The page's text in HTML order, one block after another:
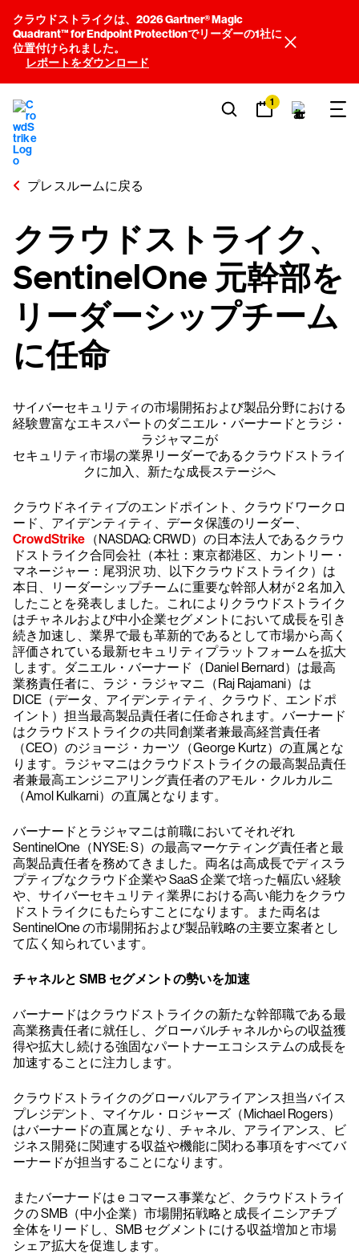
クラウドストライクは、2026 Gartner® Magic
Quadrant™ for Endpoint Protectionでリーダーの1社に
位置付けられました。
レポートをダウンロード
1
プレスルームに戻る
クラウドストライク、
SentinelOne 元幹部を
リーダーシップチーム
に任命
サイバーセキュリティの市場開拓および製品分野における
経験豊富なエキスパートのダニエル・バーナードとラジ・
ラジャマニが
セキュリティ市場の業界リーダーであるクラウドストライ
クに加入、新たな成長ステージへ
クラウドネイティブのエンドポイント、クラウドワークロ
ード、アイデンティティ、データ保護のリーダー、
CrowdStrike （NASDAQ: CRWD）の日本法人であるクラウ
ドストライク合同会社（本社：東京都港区、カントリー・
マネージャー：尾羽沢 功、以下クラウドストライク）は
本日、リーダーシップチームに重要な幹部人材が 2 名加入
したことを発表しました。これによりクラウドストライク
はチャネルおよび中小企業セグメントにおいて成長を引き
続き加速し、業界で最も革新的であるとして市場から高く
評価されている最新セキュリティプラットフォームを拡大
します。ダニエル・バーナード（Daniel Bernard）は最高
業務責任者に、ラジ・ラジャマニ（Raj Rajamani）は
DICE（データ、アイデンティティ、クラウド、エンドポ
イント）担当最高製品責任者に任命されます。バーナード
はクラウドストライクの共同創業者兼最高経営責任者
（CEO）のジョージ・カーツ（George Kurtz）の直属とな
ります。ラジャマニはクラウドストライクの最高製品責任
者兼最高エンジニアリング責任者のアモル・クルカルニ
（Amol Kulkarni）の直属となります。
バーナードとラジャマニは前職においてそれぞれ
SentinelOne（NYSE: S）の最高マーケティング責任者と最
高製品責任者を務めてきました。両名は高成長でディスラ
プティブなクラウド企業や SaaS 企業で培った幅広い経験
や、サイバーセキュリティ業界における高い能力をクラウ
ドストライクにもたらすことになります。また両名は
SentinelOne の市場開拓および製品戦略の主要立案者とし
て広く知られています。
チャネルと SMB セグメントの勢いを加速
バーナードはクラウドストライクの新たな幹部職である最
高業務責任者に就任し、グローバルチャネルからの収益獲
得や拡大し続ける強固なパートナーエコシステムの成長を
加速することに注力します。
クラウドストライクのグローバルアライアンス担当バイス
プレジデント、マイケル・ロジャーズ（Michael Rogers）
はバーナードの直属となり、チャネル、アライアンス、ビ
ジネス開発に関連する収益や機能に関わる事項をすべてバ
ーナードが担当することになります。
またバーナードは e コマース事業など、クラウドストライ
クの SMB（中小企業）市場開拓戦略と成長イニシアチブ
全体をリードし、SMB セグメントにける収益増加と市場
シェア拡大を促進します。